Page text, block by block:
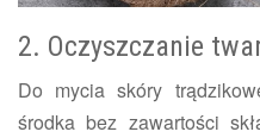
2. Oczyszczanie
Do mycia skóry
środka bez zawartości